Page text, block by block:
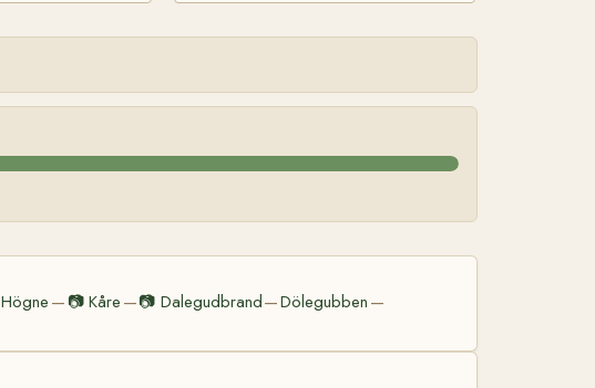
Högne — 📷Kåre —📷 Dalegudbrand—Dölegubben —